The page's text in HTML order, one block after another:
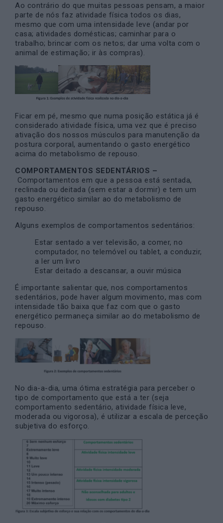
Ao contrário do que muitas pessoas pensam, a maior
parte de nós faz atividade física todos os dias,
mesmo que com uma intensidade leve (andar por
casa; atividades domésticas; caminhar para o
trabalho; brincar com os netos; dar uma volta com o
animal de estimação; ir às compras).
Ficar em pé, mesmo que numa posição estática já é
considerado atividade física, uma vez que é preciso
ativação dos nossos músculos para manutenção da
postura corporal, aumentando o gasto energético
acima do metabolismo de repouso.
COMPORTAMENTOS SEDENTÁRIOS –
Comportamentos em que a pessoa está sentada,
reclinada ou deitada (sem estar a dormir) e tem um
gasto energético similar ao do metabolismo de
repouso.
Alguns exemplos de comportamentos sedentários:
Estar sentado a ver televisão, a comer, no
computador, no telemóvel ou tablet, a conduzir,
a ler um livro
Estar deitado a descansar, a ouvir música
É importante salientar que, nos comportamentos
sedentários, pode haver algum movimento, mas com
intensidade tão baixa que faz com que o gasto
energético permaneça similar ao do metabolismo de
repouso.
No dia-a-dia, uma ótima estratégia para perceber o
tipo de comportamento que está a ter (seja
comportamento sedentário, atividade física leve,
moderada ou vigorosa), é utilizar a escala de perceção
subjetiva do esforço.